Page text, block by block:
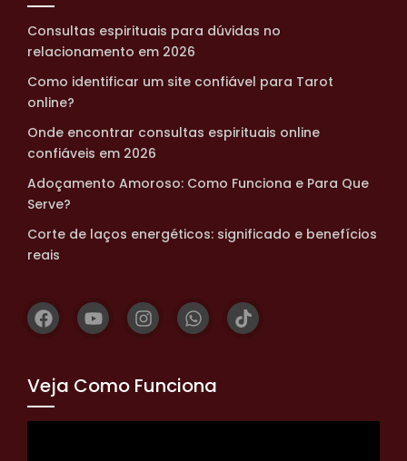
Consultas espirituais para dúvidas no
relacionamento em 2026
Como identificar um site confiável para Tarot
online?
Onde encontrar consultas espirituais online
confiáveis em 2026
Adoçamento Amoroso: Como Funciona e Para Que
Serve?
Corte de laços energéticos: significado e benefícios
reais
Veja Como Funciona